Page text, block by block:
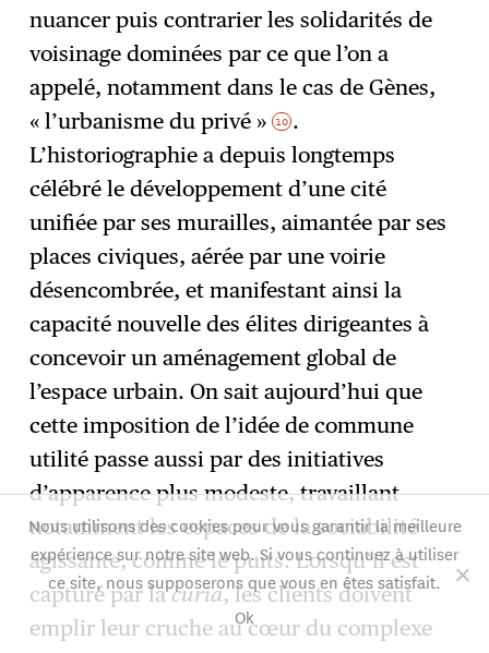
nuancer puis contrarier les solidarités de
voisinage dominées par ce que l’on a
appelé, notamment dans le cas de Gènes,
« l’urbanisme du privé »10 .
L’historiographie a depuis longtemps
célébré le développement d’une cité
unifiée par ses murailles, aimantée par ses
places civiques, aérée par une voirie
désencombrée, et manifestant ainsi la
capacité nouvelle des élites dirigeantes à
concevoir un aménagement global de
l’espace urbain. On sait aujourd’hui que
cette imposition de l’idée de commune
utilité passe aussi par des initiatives
d’apparence plus modeste, travaillant
notamment les espaces de la sociabilité
agissante, comme le puits. Lorsqu’il est
capturé par lacuria, les clients doivent
emplir leur cruche au cœur du complexe
Nous utilisons des cookies pour vous garantir la meilleure
expérience sur notre site web. Si vous continuez à utiliser
ce site, nous supposerons que vous en êtes satisfait.
Ok